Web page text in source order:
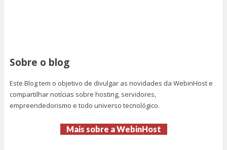
Sobre o blog
Este Blog tem o objetivo de divulgar as novidades da WebinHost e
compartilhar notícias sobre hosting, servidores,
empreendedorismo e todo universo tecnológico.
Mais sobre a WebinHost